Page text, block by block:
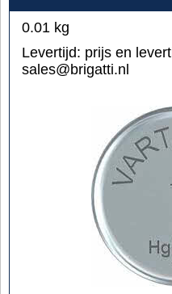
0.01 kg
Levertijd: prijs en
sales@brigatti.nl